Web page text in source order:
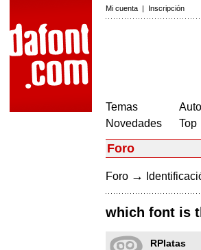
Mi cuenta | Inscripción
Temas
Novedades
Top
Foro
Foro →
which font is
RPlatas